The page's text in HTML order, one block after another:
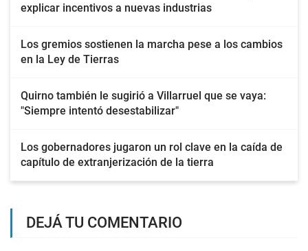
explicar incentivos a nuevas industrias
Los gremios sostienen la marcha pese a los cambios
en la Ley de Tierras
Quirno también le sugirió a Villarruel que se vaya:
"Siempre intentó desestabilizar"
Los gobernadores jugaron un rol clave en la caída de
capítulo de extranjerización de la tierra
DEJÁ TU COMENTARIO